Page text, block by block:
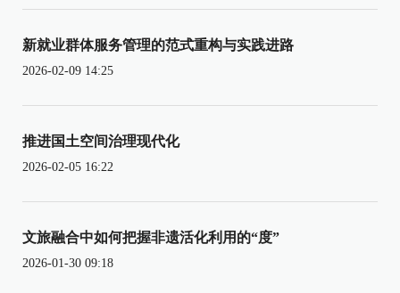
新就业群体服务管理的范式重构与实践进路
2026-02-09 14:25
推进国土空间治理现代化
2026-02-05 16:22
文旅融合中如何把握非遗活化利用的“度”
2026-01-30 09:18